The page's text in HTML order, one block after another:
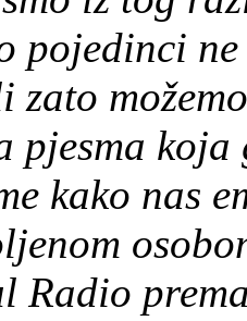
pojedinci
pjesma
kako nas
Radio